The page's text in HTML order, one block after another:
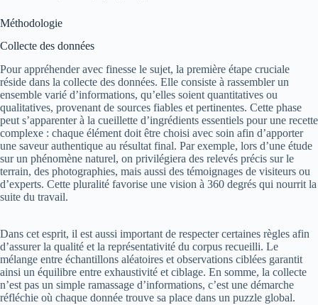
Méthodologie
Collecte des données
Pour appréhender avec finesse le sujet, la première étape cruciale
réside dans la collecte des données. Elle consiste à rassembler un
ensemble varié d’informations, qu’elles soient quantitatives ou
qualitatives, provenant de sources fiables et pertinentes. Cette phase
peut s’apparenter à la cueillette d’ingrédients essentiels pour une recette
complexe : chaque élément doit être choisi avec soin afin d’apporter
une saveur authentique au résultat final. Par exemple, lors d’une étude
sur un phénomène naturel, on privilégiera des relevés précis sur le
terrain, des photographies, mais aussi des témoignages de visiteurs ou
d’experts. Cette pluralité favorise une vision à 360 degrés qui nourrit la
suite du travail.
Dans cet esprit, il est aussi important de respecter certaines règles afin
d’assurer la qualité et la représentativité du corpus recueilli. Le
mélange entre échantillons aléatoires et observations ciblées garantit
ainsi un équilibre entre exhaustivité et ciblage. En somme, la collecte
n’est pas un simple ramassage d’informations, c’est une démarche
réfléchie où chaque donnée trouve sa place dans un puzzle global.